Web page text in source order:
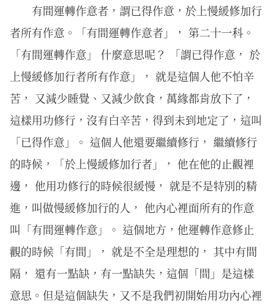
有間運轉作意者，謂已得作意，於上慢緩修加行
者所有作意。「有間運轉作意者」， 第二十一科。
「有間運轉作意」 什麼意思呢？ 「謂已得作意， 於
上慢緩修加行者所有作意」， 就是這個人他不怕辛
苦， 又減少睡覺、又減少飲食，萬緣都肯放下了，
這樣用功修行，沒有白辛苦，得到未到地定了，這叫
「已得作意」。 這個人他還要繼續修行， 繼續修行
的時候，「於上慢緩修加行者」， 他在他的止觀裡
邊， 他用功修行的時候很緩慢， 就是不是特別的精
進，叫做慢緩修加行的人， 他內心裡面所有的作意
叫「有間運轉作意」。 這個地方，他運轉作意修止
觀的時候「有間」， 就是不全是理想的， 其中有間
隔， 還有一點缺，有一點缺失，這個「間」是這樣
意思。但是這個缺失，又不是我們初開始用功內心裡